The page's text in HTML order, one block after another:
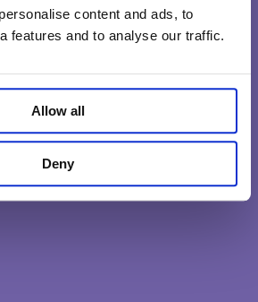
content and ads, to
features and to analyse our traffic.
Allow all
Deny